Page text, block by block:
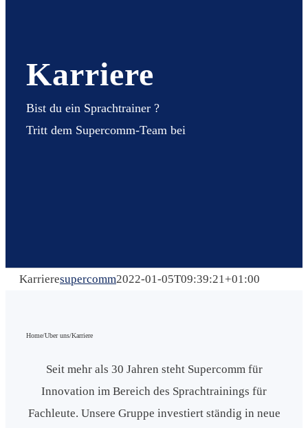
Karriere
Bist du ein Sprachtrainer ?
Tritt dem Supercomm-Team bei
Karrieresupercomm2022-01-05T09:39:21+01:00
Home/Uber uns/Karriere
Seit mehr als 30 Jahren steht Supercomm für
Innovation im Bereich des Sprachtrainings für
Fachleute. Unsere Gruppe investiert ständig in neue